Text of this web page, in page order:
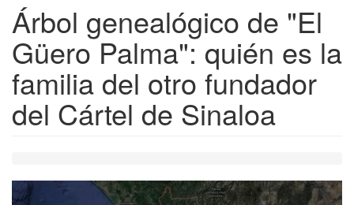
Árbol genealógico de "El
Güero Palma": quién es la
familia del otro fundador
del Cártel de Sinaloa